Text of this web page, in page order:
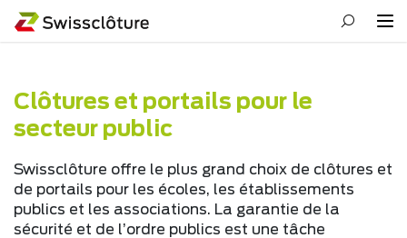
Clôtures et portails pour le
secteur public
Swissclôture offre le plus grand choix de clôtures et
de portails pour les écoles, les établissements
publics et les associations. La garantie de la
sécurité et de l’ordre publics est une tâche